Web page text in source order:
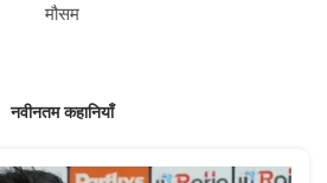
मौसम
नवीनतम कहानियाँ